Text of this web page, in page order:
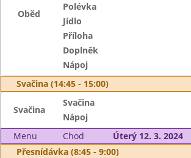
Oběd
Polévka
Jídlo
Příloha
Doplněk
Nápoj
Svačina (14:45 - 15:00)
Svačina
Svačina
Nápoj
Menu
Chod
Úterý 12. 3. 2024
Přesnídávka (8:45 - 9:00)